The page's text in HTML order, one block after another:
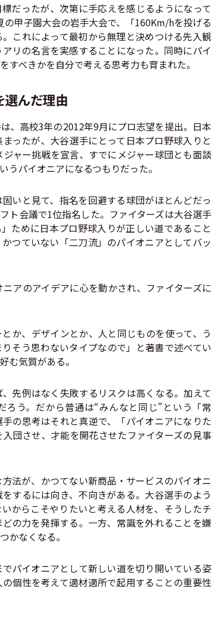
だったが、次第に手応えを感じるようになって
甲子園大会の岩手大会で、「160Km/hを投げる
これによって最初から無理と決めつける先入観
リの名言を実感することになった。同時にパイ
べきかを自分で考える思考力も育まれた。
選んだ理由
、高校3年の2012年9月にプロ志望を提出。日本
ったが、大谷選手にとって日本プロ野球入りと
ャー挑戦を宣言、すでにメジャー球団とも面談
パイオニアになるつもりだった。
いと見て、指名を回避する球団がほとんどだっ
ト会議で1位指名した。ファイターズは大谷選手
ために日本プロ野球入りが正しい道であること
つていない「二刀流」のパイオニアとしてバッ
アのアイデアに心を動かされ、ファイターズに
か、デザインとか、人と同じものを使って、う
そう思わないタイプなので」と著書で述べてい
む気質がある。
先例はなく失敗するリスクは高くなる。加えて
う。だから普通は“みんなと同じ”という「常
の思考はそれと真逆で、「パイオニアになりた
団させ、才能を開花させたファイターズの見事
法が、かつてない新商品・サービスのパイオニ
するには向き、不向きがある。大谷選手のよう
からこそやりたいと考える人材を、そうしたチ
の力を発揮する。一方、常識を外れることを嫌
かなくなる。
パイオニアとして新しい道を切り開いている姿
個性を考えて適材適所で起用することの重要性